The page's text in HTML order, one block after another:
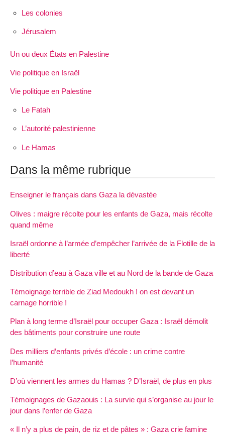
Les colonies
Jérusalem
Un ou deux États en Palestine
Vie politique en Israël
Vie politique en Palestine
Le Fatah
L’autorité palestinienne
Le Hamas
Dans la même rubrique
Enseigner le français dans Gaza la dévastée
Olives : maigre récolte pour les enfants de Gaza, mais récolte
quand même
Israël ordonne à l’armée d’empêcher l’arrivée de la Flotille de la
liberté
Distribution d’eau à Gaza ville et au Nord de la bande de Gaza
Témoignage terrible de Ziad Medoukh ! on est devant un
carnage horrible !
Plan à long terme d’Israël pour occuper Gaza : Israël démolit
des bâtiments pour construire une route
Des milliers d’enfants privés d’école : un crime contre
l’humanité
D’où viennent les armes du Hamas ? D’Israël, de plus en plus
Témoignages de Gazaouis : La survie qui s’organise au jour le
jour dans l’enfer de Gaza
« Il n’y a plus de pain, de riz et de pâtes » : Gaza crie famine